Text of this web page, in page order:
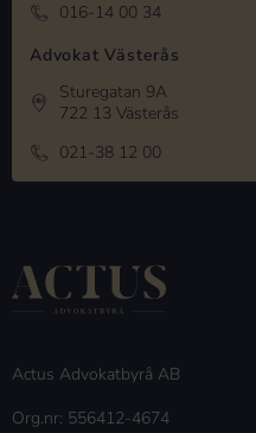
016-14 00 34
Advokat Västerås
Sturegatan 9A
722 13 Västerås
021-38 12 00
Actus Advokatbyrå AB
Org.nr: 556412-4674